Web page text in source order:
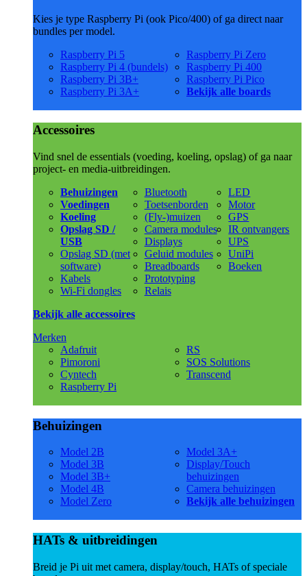
Kies je type Raspberry Pi (ook Pico/400) of ga direct naar
bundles per model.
Raspberry Pi 5
Raspberry Pi 4 (bundels)
Raspberry Pi 3B+
Raspberry Pi 3A+
Raspberry Pi Zero
Raspberry Pi 400
Raspberry Pi Pico
Bekijk alle boards
Accessoires
Vind snel de essentials (voeding, koeling, opslag) of ga naar
project- en media-uitbreidingen.
Behuizingen
Voedingen
Koeling
Opslag SD /
USB
Opslag SD (met
software)
Kabels
Wi-Fi dongles
Bluetooth
Toetsenborden
(Fly-)muizen
Camera modules
Displays
Geluid modules
Breadboards
Prototyping
Relais
LED
Motor
GPS
IR ontvangers
UPS
UniPi
Boeken
Bekijk alle accessoires
Merken
Adafruit
Pimoroni
Cyntech
Raspberry Pi
RS
SOS Solutions
Transcend
Behuizingen
Model 2B
Model 3B
Model 3B+
Model 4B
Model Zero
Model 3A+
Display/Touch
behuizingen
Camera behuizingen
Bekijk alle behuizingen
HATs & uitbreidingen
Breid je Pi uit met camera, display/touch, HATs of speciale